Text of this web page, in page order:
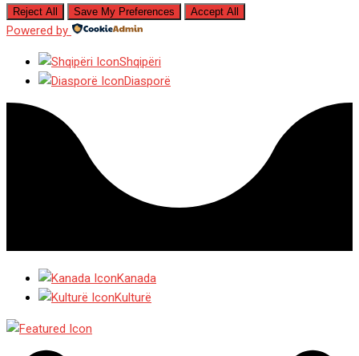
Reject All Save My Preferences Accept All
Powered by
Shqipëri
Diasporë
Kanada
Kulturë